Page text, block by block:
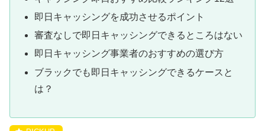
即日キャッシングを成功させるポイント
審査なしで即日キャッシングできるところはない
即日キャッシング事業者のおすすめの選び方
ブラックでも即日キャッシングできるケースと
は？